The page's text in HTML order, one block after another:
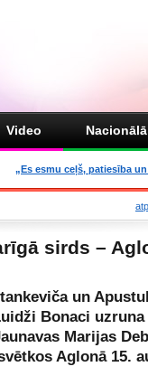
Video
„Es esmu ceļš, patiesība
sirds –
un
Bonaci uzruna
Marijas
Aglonā 15.